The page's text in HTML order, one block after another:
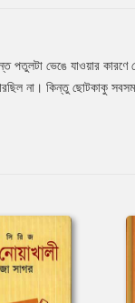
পতুলটা ভেঙে যাওয়ার
না। কিন্তু ছোটকাকু